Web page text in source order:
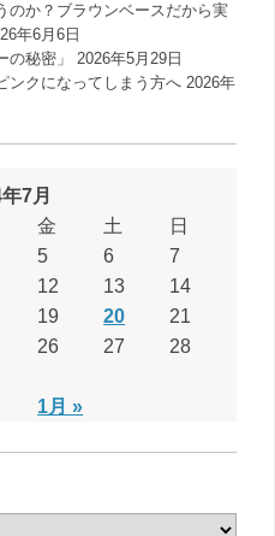
のか？ブラウンベースだから実
年6月6日
の秘密」
2026年5月29日
ンクになってしまう方へ 2026年
7月
金 土 日
1月 »
5 6
7
12 13
14
19 20
21
26 27
28